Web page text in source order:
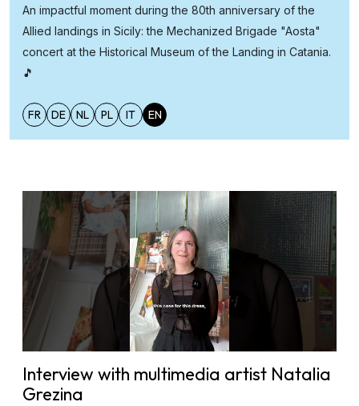
An impactful moment during the 80th anniversary of the
Allied landings in Sicily: the Mechanized Brigade "Aosta"
concert at the Historical Museum of the Landing in Catania.
🎵
FR DE NL PL IT EN
Interview with multimedia artist Natalia
Grezina